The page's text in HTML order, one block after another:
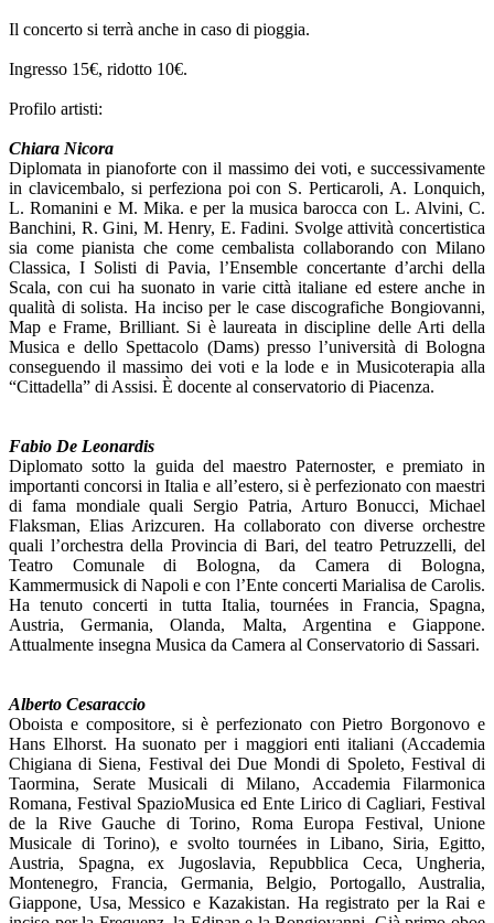
Il concerto si terrà anche in caso di pioggia.
Ingresso 15€, ridotto 10€.
Profilo artisti:
Chiara Nicora
Diplomata in pianoforte con il massimo dei voti, e successivamente
in clavicembalo, si perfeziona poi con S. Perticaroli, A. Lonquich,
L. Romanini e M. Mika. e per la musica barocca con L. Alvini, C.
Banchini, R. Gini, M. Henry, E. Fadini. Svolge attività concertistica
sia come pianista che come cembalista collaborando con Milano
Classica, I Solisti di Pavia, l’Ensemble concertante d’archi della
Scala, con cui ha suonato in varie città italiane ed estere anche in
qualità di solista. Ha inciso per le case discografiche Bongiovanni,
Map e Frame, Brilliant. Si è laureata in discipline delle Arti della
Musica e dello Spettacolo (Dams) presso l’università di Bologna
conseguendo il massimo dei voti e la lode e in Musicoterapia alla
“Cittadella” di Assisi. È docente al conservatorio di Piacenza.
Fabio De Leonardis
Diplomato sotto la guida del maestro Paternoster, e premiato in
importanti concorsi in Italia e all’estero, si è perfezionato con maestri
di fama mondiale quali Sergio Patria, Arturo Bonucci, Michael
Flaksman, Elias Arizcuren. Ha collaborato con diverse orchestre
quali l’orchestra della Provincia di Bari, del teatro Petruzzelli, del
Teatro Comunale di Bologna, da Camera di Bologna,
Kammermusick di Napoli e con l’Ente concerti Marialisa de Carolis.
Ha tenuto concerti in tutta Italia, tournées in Francia, Spagna,
Austria, Germania, Olanda, Malta, Argentina e Giappone.
Attualmente insegna Musica da Camera al Conservatorio di Sassari.
Alberto Cesaraccio
Oboista e compositore, si è perfezionato con Pietro Borgonovo e
Hans Elhorst. Ha suonato per i maggiori enti italiani (Accademia
Chigiana di Siena, Festival dei Due Mondi di Spoleto, Festival di
Taormina, Serate Musicali di Milano, Accademia Filarmonica
Romana, Festival SpazioMusica ed Ente Lirico di Cagliari, Festival
de la Rive Gauche di Torino, Roma Europa Festival, Unione
Musicale di Torino), e svolto tournées in Libano, Siria, Egitto,
Austria, Spagna, ex Jugoslavia, Repubblica Ceca, Ungheria,
Montenegro, Francia, Germania, Belgio, Portogallo, Australia,
Giappone, Usa, Messico e Kazakistan. Ha registrato per la Rai e